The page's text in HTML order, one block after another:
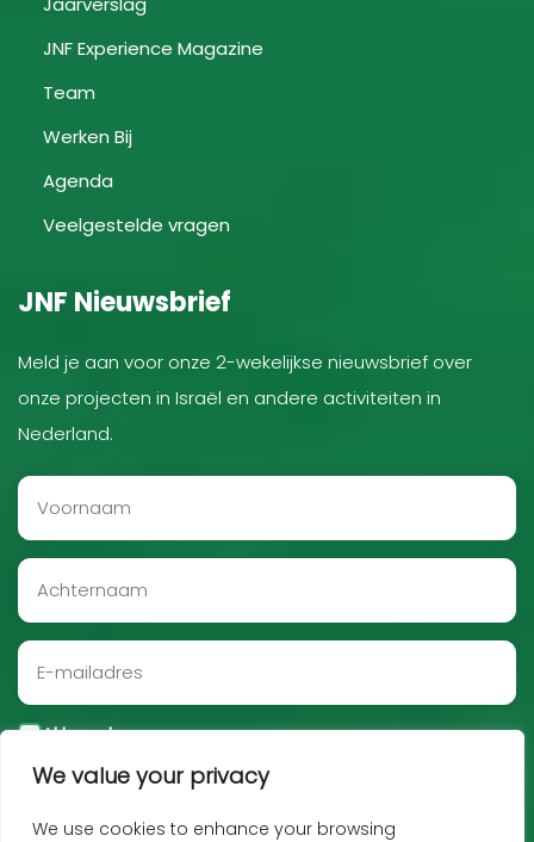
We value your privacy
We use cookies to enhance your browsing
JNF Experience Magazine
Team
Werken Bij
Agenda
Veelgestelde vragen
JNF Nieuwsbrief
Meld je aan voor onze 2-wekelijkse nieuwsbrief over
onze projecten in Israël en andere activiteiten in
Nederland.
Akkoord